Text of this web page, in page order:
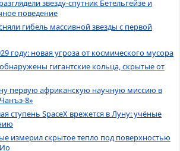
звезду-спутник Бетельгейзе и
поведение
гибель массивной звезды с первой
году: новая угроза от космического мусора
гигантские кольца, скрытые от
первую африканскую научную миссию в
8»
ступень SpaceX врежется в Луну: учёные
измерил скрытое тепло под поверхностью